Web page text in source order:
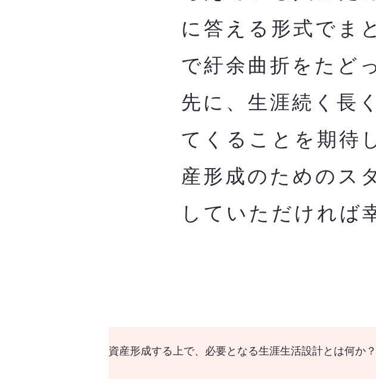
に答える形式でま
で紆余曲折をたど
先に、生涯続く長
てくることを期待
産形成のためのス
していただければ
資産形成する上で、必要となる生涯生活設計とは何か？